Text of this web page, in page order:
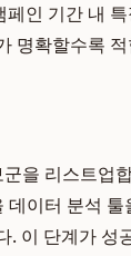
인 기간 내
명확할수록
을 리스트업
이터 분석
. 이 단계가 성